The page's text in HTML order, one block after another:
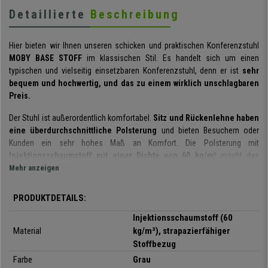
Detaillierte Beschreibung
Hier bieten wir Ihnen unseren schicken und praktischen Konferenzstuhl
MOBY BASE STOFF im klassischen Stil. Es handelt sich um einen
typischen und vielseitig einsetzbaren Konferenzstuhl, denn er ist sehr
bequem und hochwertig, und das zu einem wirklich unschlagbaren
Preis.
Der Stuhl ist außerordentlich komfortabel. Sitz und Rückenlehne haben
eine überdurchschnittliche Polsterung und bieten Besuchern oder
Kunden ein sehr hohes Maß an Komfort. Die Polsterung mit
Injektionsschaumstoff mit einer Dichte von 60 kg/m³ macht das
Sitzen viel bequemer. Dieser Schaumstoff wird in eine geschlossene
und sich bei Gebrauch oder im Laufe der Zeit nicht verformt. Das
Es handelt sich um ein sehr praktisches und vielseitiges Modell,
das in Besprechungen, mit Kunden, in Wartezimmern, bei Büroempfängen,
Außerdem ist der Stuhl in
verschiedenen Farben erhältlich,
Mehr anzeigen
PRODUKTDETAILS:
Material
Injektionsschaumstoff (60
kg/m³), strapazierfähiger
Stoffbezug
Farbe
Grau